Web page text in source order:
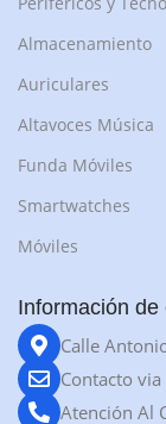
Almacenamiento
Auriculares
Altavoces Música
Funda Móviles
Smartwatches
Móviles
Información de
Calle
Contacto
Atención Al